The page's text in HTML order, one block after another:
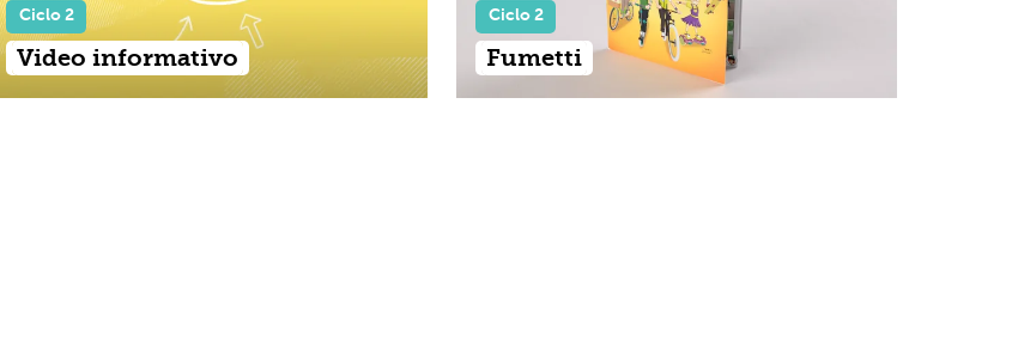
Ciclo 2
Video informativo
Ciclo 2
Fumetti